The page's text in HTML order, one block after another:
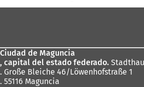
pies
Ciudad de Maguncia
, capital del estado federado.
. Große Bleiche 46/Löwenhofstraße 1
. 55116 Maguncia